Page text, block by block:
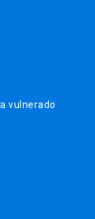
vulnerado